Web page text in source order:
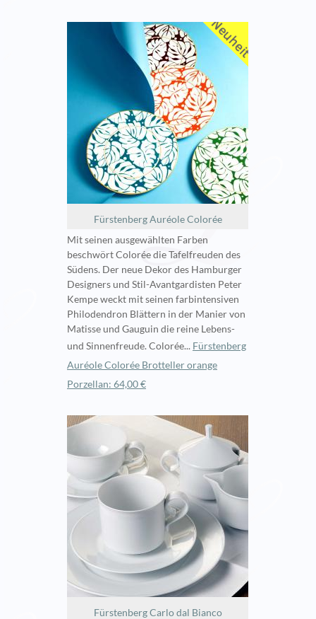
Fürstenberg Auréole Colorée
Mit seinen ausgewählten Farben
beschwört Colorée die Tafelfreuden des
Südens. Der neue Dekor des Hamburger
Designers und Stil-Avantgardisten Peter
Kempe weckt mit seinen farbintensiven
Philodendron Blättern in der Manier von
Matisse und Gauguin die reine Lebens-
und Sinnenfreude. Colorée... Fürstenberg
Auréole Colorée Brotteller orange
Porzellan: 64,00 €
Fürstenberg Carlo dal Bianco